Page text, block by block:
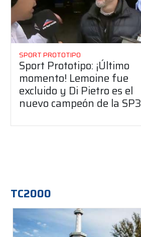
SPORT PROTOTIPO
Sport Prototipo: ¡Último
momento! Lemoine fue
excluido y Di Pietro es el
nuevo campeón de la SP3
TC2000